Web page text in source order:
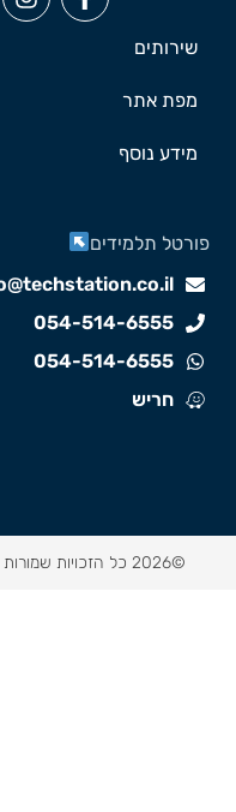
שירותים
מפת אתר
מידע נוסף
info@techstation.co.il
054-514-6555
054-514-6555
חריש
תלמידים